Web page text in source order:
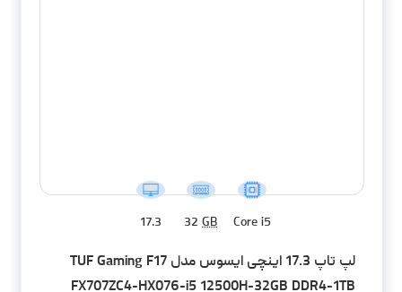
Core i5
32 GB
17.3
لپ تاپ 17.3 اینچی ایسوس مدل TUF Gaming F17
FX707ZC4-HX076-i5 12500H-32GB DDR4-1TB